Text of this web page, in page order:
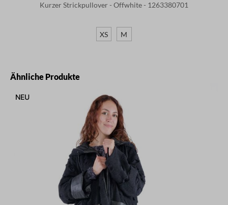
Kurzer Strickpullover - Offwhite - 1263380701
XS M
Produktgalerie überspringen
Ähnliche Produkte
NEU